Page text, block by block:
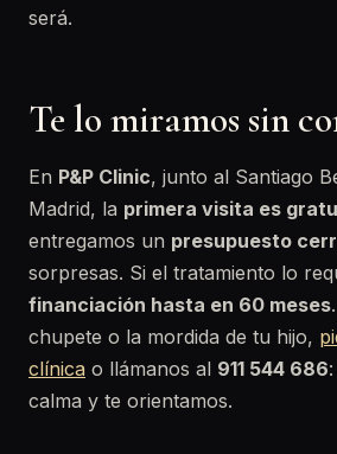
será.
Te lo miramos sin
En P&P Clinic, junto al Santiago
Madrid, la primera visita es
entregamos un presupuesto
sorpresas. Si el tratamiento lo
financiación hasta en 60 meses
chupete o la mordida de tu hijo,
clínica o llámanos al 911 544 686
calma y te orientamos.